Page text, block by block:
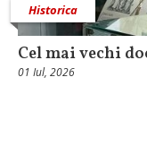
Historica
Cel mai vechi
01 Iul, 2026